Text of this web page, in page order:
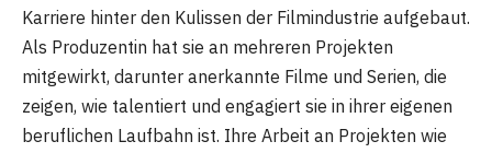
Karriere hinter den Kulissen der Filmindustrie aufgebaut.
Als Produzentin hat sie an mehreren Projekten
mitgewirkt, darunter anerkannte Filme und Serien, die
zeigen, wie talentiert und engagiert sie in ihrer eigenen
beruflichen Laufbahn ist. Ihre Arbeit an Projekten wie